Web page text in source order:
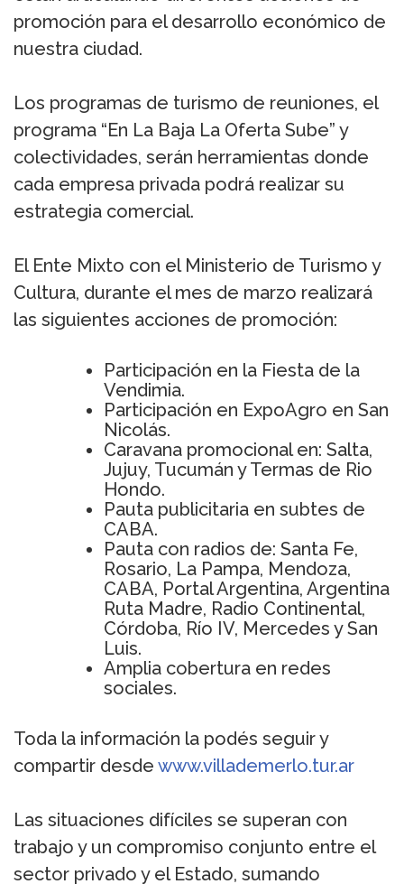
promoción para el desarrollo económico de
nuestra ciudad.
Los programas de turismo de reuniones, el
programa “En La Baja La Oferta Sube” y
colectividades, serán herramientas donde
cada empresa privada podrá realizar su
estrategia comercial.
El Ente Mixto con el Ministerio de Turismo y
Cultura, durante el mes de marzo realizará
las siguientes acciones de promoción:
Participación en la Fiesta de la
Vendimia.
Participación en ExpoAgro en San
Nicolás.
Caravana promocional en: Salta,
Jujuy, Tucumán y Termas de Rio
Hondo.
Pauta publicitaria en subtes de
CABA.
Pauta con radios de: Santa Fe,
Rosario, La Pampa, Mendoza,
CABA, Portal Argentina, Argentina
Ruta Madre, Radio Continental,
Córdoba, Río IV, Mercedes y San
Luis.
Amplia cobertura en redes
sociales.
Toda la información la podés seguir y
compartir desde www.villademerlo.tur.ar
Las situaciones difíciles se superan con
trabajo y un compromiso conjunto entre el
sector privado y el Estado, sumando